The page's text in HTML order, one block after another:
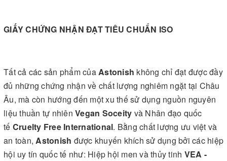
GIẤY CHỨNG NHẬN ĐẠT TIÊU CHUẨN ISO
Tất cả các sản phẩm củaAstonish không chỉ đạt được đầy
đủ những chứng nhận về chất lượng nghiêm ngặt tại Châu
Âu, mà còn hướng đến một xu thế sử dụng nguồn nguyên
liệu thuần tự nhiên Vegan Soceity và Nhân đạo quốc
tế Cruelty Free International. Bằng chất lượng ưu việt và
an toàn,Astonish được khuyến khích sử dụng bởi các hiệp
hội uy tín quốc tế như: Hiệp hội men và thủy tinh VEA -